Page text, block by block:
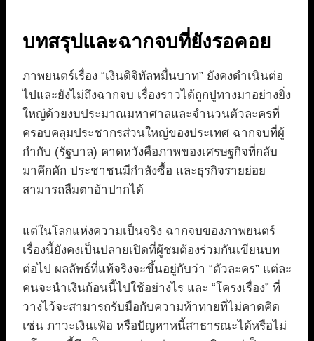
บทสรุปและฉากจบที่ยังรอคอย
ภาพยนตร์เรื่อง “เงินดิจิทัลหมื่นบาท” ยังคงดำเนินต่อ
ไปและยังไม่ถึงฉากจบ เรื่องราวได้ถูกปูทางมาอย่างยิ่ง
ใหญ่ด้วยงบประมาณมหาศาลและจำนวนตัวละครที่
ครอบคลุมประชากรส่วนใหญ่ของประเทศ ฉากจบที่ผู้
กำกับ (รัฐบาล) คาดหวังคือภาพของเศรษฐกิจที่กลับ
มาคึกคัก ประชาชนมีกำลังซื้อ และธุรกิจรายย่อย
สามารถลืมตาอ้าปากได้
แต่ในโลกแห่งความเป็นจริง ฉากจบของภาพยนตร์
เรื่องนี้ยังคงเป็นปลายเปิดที่ผู้ชมต้องร่วมกันเขียนบท
ต่อไป ผลลัพธ์ที่แท้จริงจะขึ้นอยู่กับว่า “ตัวละคร” แต่ละ
คนจะนำเงินก้อนนี้ไปใช้อย่างไร และ “โครงเรื่อง” ที่
วางไว้จะสามารถรับมือกับความท้าทายที่ไม่คาดคิด
เช่น ภาวะเงินเฟ้อ หรือปัญหาหนี้สาธารณะได้หรือไม่